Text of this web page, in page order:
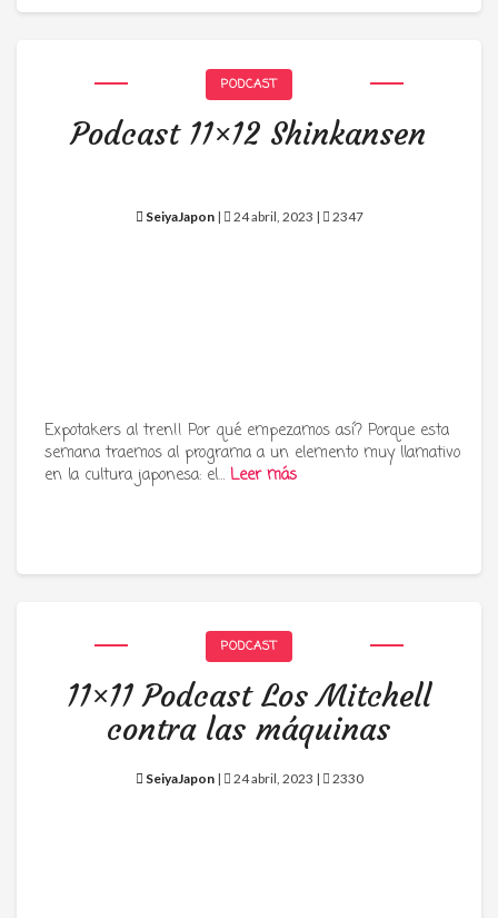
PODCAST
Podcast 11×12 Shinkansen
SeiyaJapon| 24 abril, 2023 | 2347
Expotakers al tren!! Por qué empezamos así? Porque esta
semana traemos al programa a un elemento muy llamativo
en la cultura japonesa: el… Leer más
PODCAST
11×11 Podcast Los Mitchell
contra las máquinas
SeiyaJapon| 24 abril, 2023 | 2330